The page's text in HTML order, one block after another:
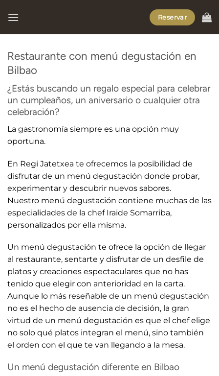
Reservar
Restaurante con menú degustación en
Bilbao
¿Estás buscando un regalo especial para celebrar
un cumpleaños, un aniversario o cualquier otra
celebración?
La gastronomía siempre es una opción muy
oportuna.
En Regi Jatetxea te ofrecemos la posibilidad de
disfrutar de un menú degustación donde probar,
experimentar y descubrir nuevos sabores.
Nuestro menú degustación contiene muchas de las
especialidades de la chef Iraide Somarriba,
personalizados por ella misma.
Un menú degustación te ofrece la opción de llegar
al restaurante, sentarte y disfrutar de un desfile de
platos y creaciones espectaculares que no has
tenido que elegir con anterioridad en la carta.
Aunque lo más reseñable de un menú degustación
no es el hecho de ausencia de decisión, la gran
virtud de un menú degustación es que el chef elige
no solo qué platos integran el menú, sino también
el orden con el que te van llegando a la mesa.
Un menú degustación diferente en Bilbao